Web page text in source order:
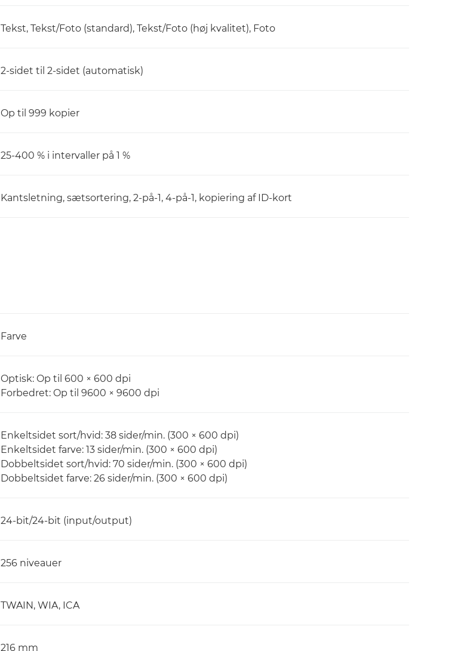
Tekst, Tekst/Foto (standard), Tekst/Foto (høj kvalitet), Foto
2-sidet til 2-sidet (automatisk)
Op til 999 kopier
25-400 % i intervaller på 1 %
Kantsletning, sætsortering, 2-på-1, 4-på-1, kopiering af ID-kort
Farve
Optisk: Op til 600 × 600 dpi
Forbedret: Op til 9600 × 9600 dpi
Enkeltsidet sort/hvid: 38 sider/min. (300 × 600 dpi)
Enkeltsidet farve: 13 sider/min. (300 × 600 dpi)
Dobbeltsidet sort/hvid: 70 sider/min. (300 × 600 dpi)
Dobbeltsidet farve: 26 sider/min. (300 × 600 dpi)
24-bit/24-bit (input/output)
256 niveauer
TWAIN, WIA, ICA
216 mm